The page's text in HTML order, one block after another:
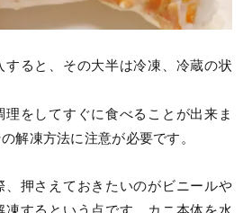
すると、その大半は冷凍、冷蔵の状
をしてすぐに食べることが出来ま
解凍方法に注意が必要です。
、押さえておきたいのがビニールや
凍するという点です。カニ本体を水